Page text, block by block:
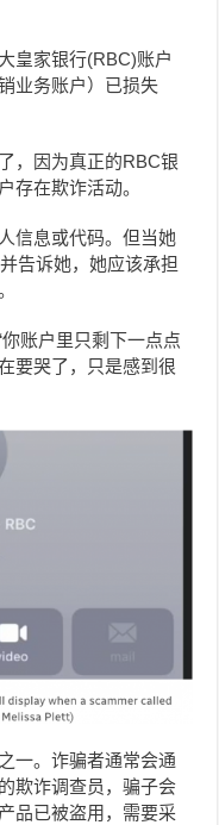
皇家银行(RBC)账户
业务账户）已损失
，因为真正的RBC银
存在欺诈活动。
信息或代码。但当她
告诉她，她应该承担
账户里只剩下一点点
要哭了，只是感到很
一。诈骗者通常会通
欺诈调查员，骗子会
品已被盗用，需要采